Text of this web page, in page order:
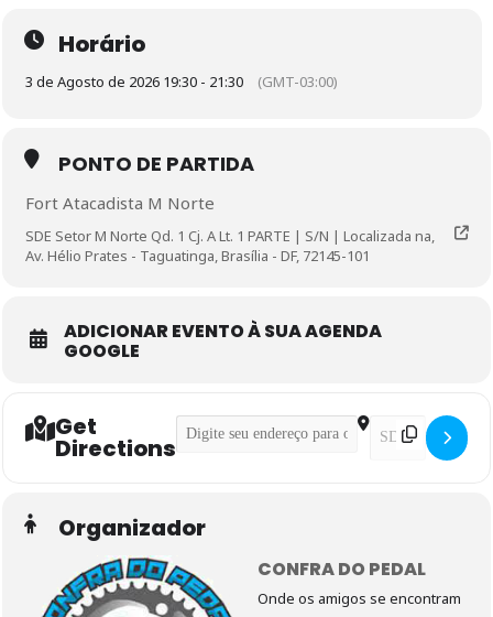
Horário
3 de Agosto de 2026 19:30 - 21:30 (GMT-03:00)
PONTO DE PARTIDA
Fort Atacadista M Norte
SDE Setor M Norte Qd. 1 Cj. A Lt. 1 PARTE | S/N | Localizada na,
Av. Hélio Prates - Taguatinga, Brasília - DF, 72145-101
ADICIONAR EVENTO À SUA AGENDA
GOOGLE
Get
Directions
Address - Pedal Iniciante []Destination
Organizador
CONFRA DO PEDAL
Onde os amigos se encontram